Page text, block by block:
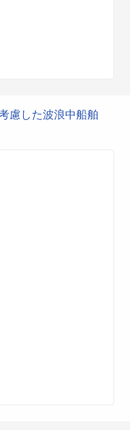
慮した波浪中船舶